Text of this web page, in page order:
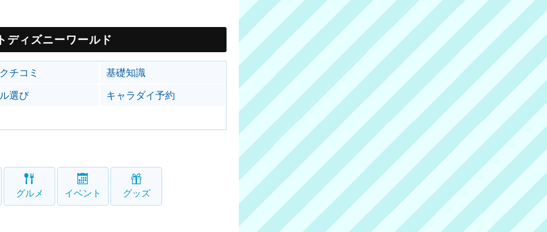
ディズニーワールド
チコミ
基礎知識
選び
キャラダイ予約
グルメ イベント グッズ